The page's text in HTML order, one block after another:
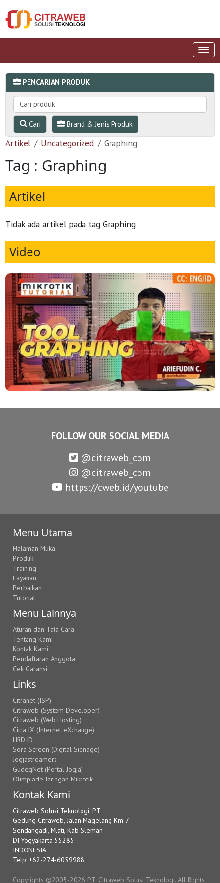
PENCARIAN PRODUK
Cari Brand & Jenis Produk
Artikel Uncategorized Graphing
Tag : Graphing
Artikel
Tidak ada artikel pada tag Graphing
Video
FOLLOW OUR SOCIAL MEDIA
@citraweb_com
@citraweb_com
https://cweb.id/youtube
Menu Utama
Halaman Muka
Produk
Training
Layanan
Perbaikan
Tutorial
Menu Lainnya
Aturan dan Tata Cara
Tentang Kami
Kontak Kami
Pendaftaran Anggota
Cek Garansi
Links
Citranet (ISP)
Citraweb (System Developer)
Citraweb (Web Hosting)
Citra IX (Internet eXchange)
HRD.ID
Sora Screen (Digital Signage)
Jogjastreamers
GudegNet (Portal Jogja)
Olimpiade Jaringan Mikrotik
Kontak Kami
Citraweb Solusi Teknologi, PT
Gedung Citraweb, Jalan Magelang Km 7
Sendangadi, Mlati, Kab Sleman
DI Yogyakarta 55285
INDONESIA
Telp: +62-274-6059988
Copyrights ©2005-2026 PT. Citraweb Solusi Teknologi. All Rights